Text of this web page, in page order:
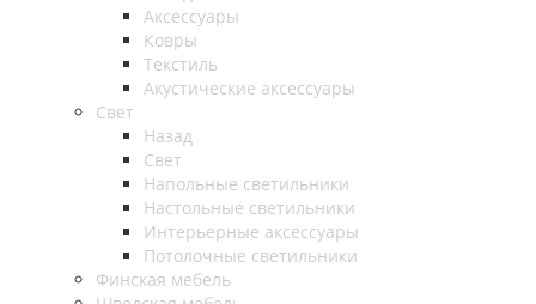
Аксессуары
Ковры
Текстиль
Акустические аксессуары
Свет
Назад
Свет
Напольные светильники
Настольные светильники
Интерьерные аксессуары
Потолочные светильники
Финская мебель